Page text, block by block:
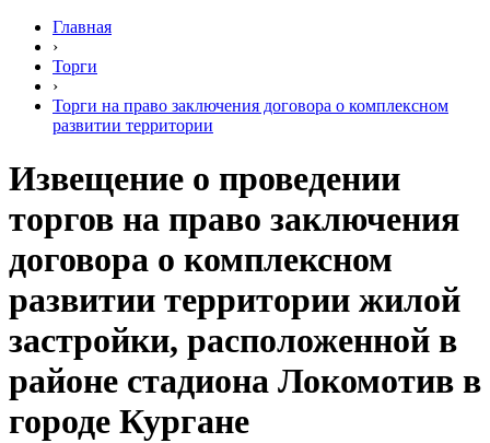
Главная
›
Торги
›
Торги на право заключения договора о комплексном
развитии территории
Извещение о проведении
торгов на право заключения
договора о комплексном
развитии территории жилой
застройки, расположенной в
районе стадиона Локомотив в
городе Кургане